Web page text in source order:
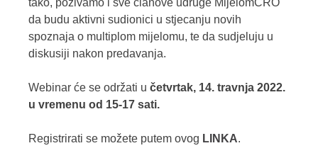
tako, pozivamo i sve članove udruge MijelomCRO
da budu aktivni sudionici u stjecanju novih
spoznaja o multiplom mijelomu, te da sudjeluju u
diskusiji nakon predavanja.
Webinar će se održati u četvrtak, 14. travnja 2022.
u vremenu od 15-17 sati.
Registrirati se možete putem ovog LINKA.